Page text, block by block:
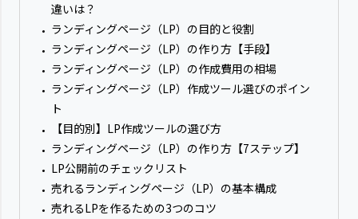
違いは？
ランディングページ（LP）の目的と役割
ランディングページ（LP）の作り方【手段】
ランディングページ（LP）の作成費用の相場
ランディングページ（LP）作成ツール選びのポイン
ト
【目的別】LP作成ツールの選び方
ランディングページ（LP）の作り方【7ステップ】
LP公開前のチェックリスト
売れるランディングページ（LP）の基本構成
売れるLPを作るための3つのコツ